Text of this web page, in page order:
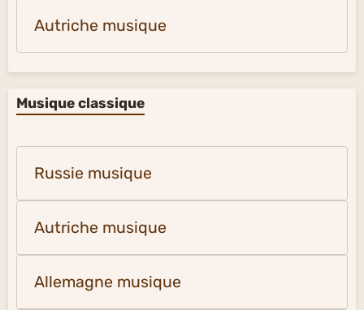
Autriche musique
Musique classique
Russie musique
Autriche musique
Allemagne musique